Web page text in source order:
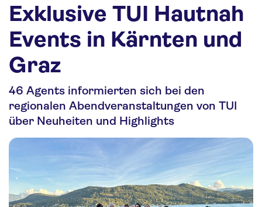
TUI Das Reisebüro
Personalia
Media
Über uns
Kontakt
Exklusive TUI Hautnah
Events in Kärnten und
Graz
46 Agents informierten sich bei den
regionalen Abendveranstaltungen von TUI
über Neuheiten und Highlights